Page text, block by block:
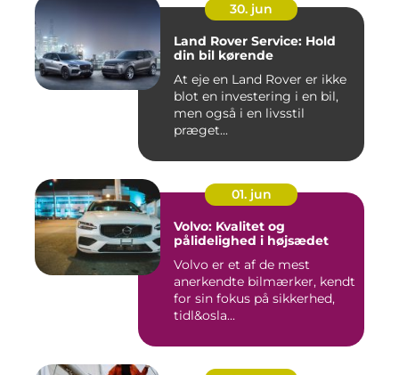
30. jun
Land Rover Service: Hold
din bil kørende
At eje en Land Rover er ikke
blot en investering i en bil,
men også i en livsstil
præget...
01. jun
Volvo: Kvalitet og
pålidelighed i højsædet
Volvo er et af de mest
anerkendte bilmærker, kendt
for sin fokus på sikkerhed,
tidl&osla...